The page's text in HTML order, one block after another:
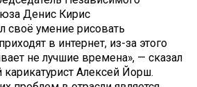
Денис Кирис
своё умение рисовать
в интернет, из-за этого
не лучшие времена», — сказал
Алексей Йорш.